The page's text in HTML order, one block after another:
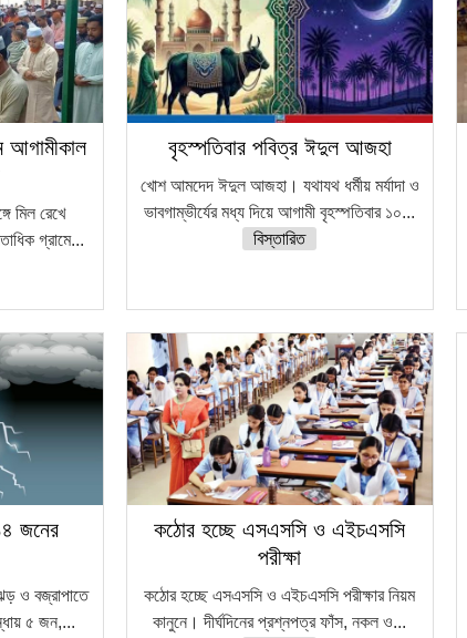
আগামীকাল
মিল রেখে
গ্রামে...
বৃহস্পতিবার পবিত্র ঈদুল আজহা
খোশ আমদেদ ঈদুল আজহা। যথাযথ ধর্মীয় মর্যাদা ও
ভাবগাম্ভীর্যের মধ্য দিয়ে আগামী বৃহস্পতিবার ১০...
বিস্তারিত
জনের
ও বজ্রাপাতে
৫ জন,...
কঠোর হচ্ছে এসএসসি ও এইচএসসি
পরীক্ষা
কঠোর হচ্ছে এসএসসি ও এইচএসসি পরীক্ষার নিয়ম
কানুনে। দীর্ঘদিনের প্রশ্নপত্র ফাঁস, নকল ও...